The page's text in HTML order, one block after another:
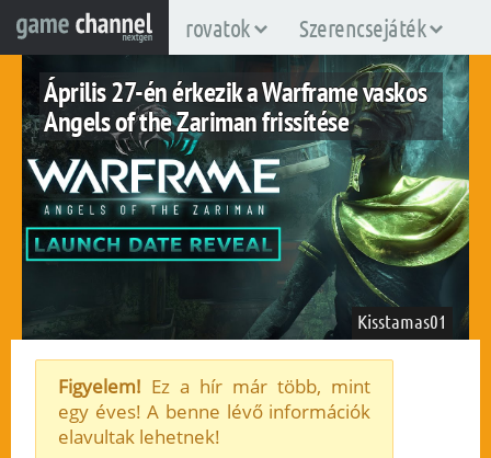
rovatok Szerencsejáték
Április 27-én érkezik a Warframe vaskos
Angels of the Zariman frissítése
nintendo-switch pc ps4 ps5 xboxone xboxsx
Kisstamas01
Figyelem! Ez a hír már több, mint
egy éves! A benne lévő információk
elavultak lehetnek!